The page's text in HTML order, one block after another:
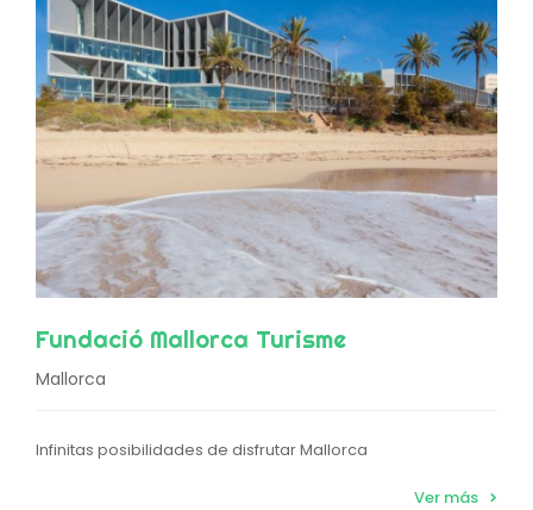
Fundació Mallorca Turisme
Mallorca
Infinitas posibilidades de disfrutar Mallorca
Ver más